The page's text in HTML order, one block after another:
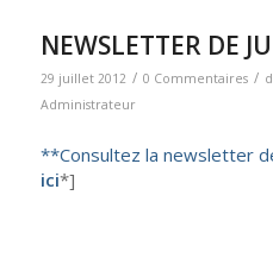
NEWSLETTER DE
29 juillet 2012 / 0 Commentaires /
Administrateur
**Consultez la newsletter
ici*]